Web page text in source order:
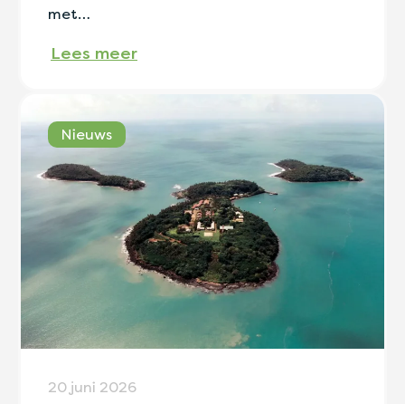
met…
Lees meer
Nieuws
20 juni 2026